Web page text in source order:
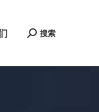
Search:
搜索